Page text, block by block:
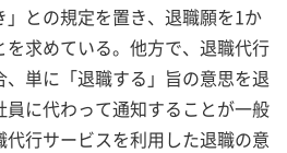
との規定を置き、退職願を1か
求めている。他方で、退職代行
単に「退職する」旨の意思を退
に代わって通知することが一般
行サービスを利用した退職の意